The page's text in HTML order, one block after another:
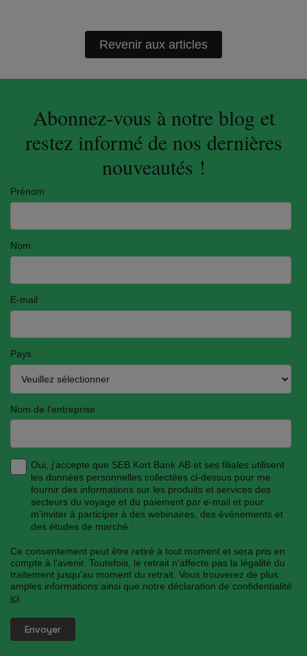
Revenir aux articles
Abonnez-vous à notre blog et
restez informé de nos dernières
nouveautés !
Prénom
Nom
E-mail*
Pays*
Nom de l'entreprise
Oui, j'accepte que SEB Kort Bank AB et ses filiales utilisent
les données personnelles collectées ci-dessus pour me
fournir des informations sur les produits et services des
secteurs du voyage et du paiement par e-mail et pour
m'inviter à participer à des webinaires, des événements et
des études de marché. *
Ce consentement peut être retiré à tout moment et sera pris en
compte à l'avenir. Toutefois, le retrait n'affecte pas la légalité du
traitement jusqu'au moment du retrait. Vous trouverez de plus
amples informations ainsi que notre déclaration de confidentialité
ici